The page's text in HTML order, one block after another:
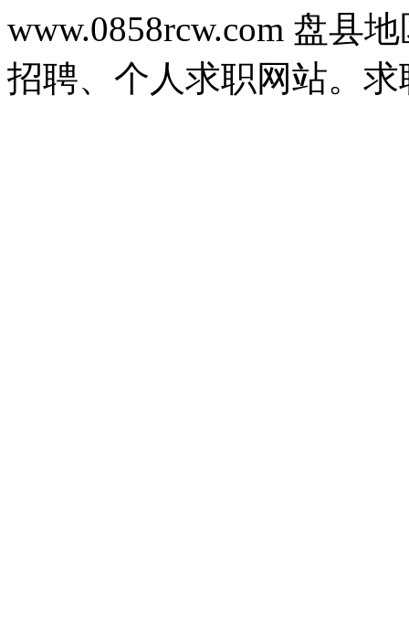
www.0858rcw.com 盘县
招聘、个人求职网站。